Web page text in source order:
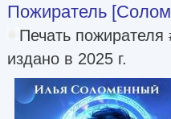
Пожиратель
Печать пожирателя
издано в 2025 г.